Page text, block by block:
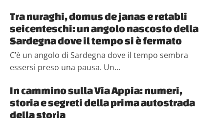
Tra nuraghi, domus de janas e retabli
seicenteschi: un angolo nascosto della
Sardegna dove il tempo si è fermato
C’è un angolo di Sardegna dove il tempo sembra
essersi preso una pausa. Un...
In cammino sulla Via Appia: numeri,
storia e segreti della prima autostrada
della storia